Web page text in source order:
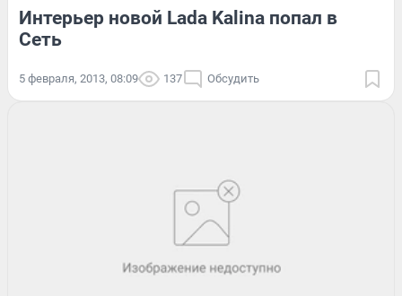
Интерьер новой Lada Kalina попал в
Сеть
5 февраля, 2013, 08:09 137 Обсудить